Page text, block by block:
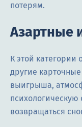
потерям.
Азартные
К этой категории
другие
выигрыша,
психологическую
возвращаться